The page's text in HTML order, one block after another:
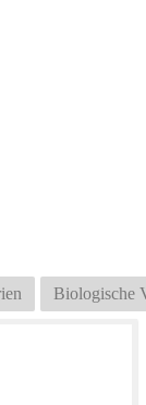
Biologische